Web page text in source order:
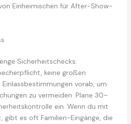
Einheimischen für After-Show-
Sicherheitschecks:
keine großen
Einlassbestimmungen vorab, um
zu vermeiden. Plane 30–
ein. Wenn du mit
gibt es oft Familien-Eingänge, die